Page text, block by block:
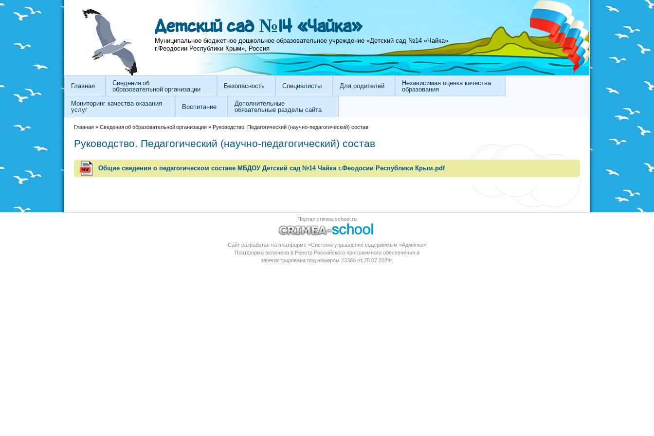
Перейти к основному содержанию
Skip to search
Детский сад №14 «Чайка»
Муниципальное бюджетное дошкольное образовательное учреждение «Детский сад №14 «Чайка»
г.Феодосии Республики Крым», Россия
Главная
Сведения об
образовательной организации
Безопасность Специалисты Для родителей
Независимая оценка качества
образования
Мониторинг качества оказания
услуг
Воспитание
Дополнительные
обязательные разделы сайта
Вы здесь
Главная» Сведения об образовательной организации» Руководство. Педагогический (научно-педагогический) состав
Руководство. Педагогический (научно-педагогический) состав
Общие сведения о педагогическом составе МБДОУ Детский сад №14 Чайка г.Феодосии Республики Крым.pdf
Портал crimea-school.ru
Сайт разработан на платформе «Система управления содержимым «Админка»
Платформа включена в Реестр Российского программного обеспечения и
зарегистрирована под номером 23380 от 25.07.2024г.